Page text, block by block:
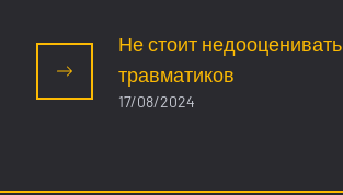
Не стоит недооценивать
травматиков
17/08/2024